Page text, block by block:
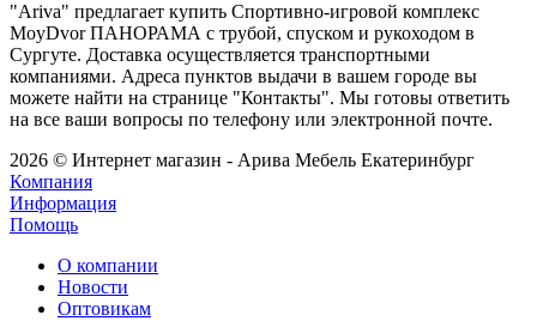
"Ariva" предлагает купить Спортивно-игровой комплекс
MoyDvor ПАНОРАМА с трубой, спуском и рукоходом в
Сургуте. Доставка осуществляется транспортными
компаниями. Адреса пунктов выдачи в вашем городе вы
можете найти на странице "Контакты". Мы готовы ответить
на все ваши вопросы по телефону или электронной почте.
2026 © Интернет магазин - Арива Мебель Екатеринбург
Компания
Информация
Помощь
О компании
Новости
Оптовикам